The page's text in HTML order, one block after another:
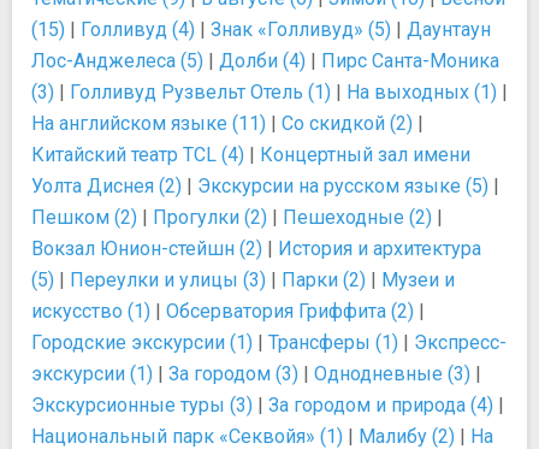
(15) | Голливуд (4) | Знак «Голливуд» (5) | Даунтаун
Лос-Анджелеса (5) | Долби (4) | Пирс Санта-Моника
(3) | Голливуд Рузвельт Отель (1) | На выходных (1) |
На английском языке (11) | Со скидкой (2) |
Китайский театр TCL (4) | Концертный зал имени
Уолта Диснея (2) | Экскурсии на русском языке (5) |
Пешком (2) | Прогулки (2) | Пешеходные (2) |
Вокзал Юнион-стейшн (2) | История и архитектура
(5) | Переулки и улицы (3) | Парки (2) | Музеи и
искусство (1) | Обсерватория Гриффита (2) |
Городские экскурсии (1) | Трансферы (1) | Экспресс-
экскурсии (1) | За городом (3) | Однодневные (3) |
Экскурсионные туры (3) | За городом и природа (4) |
Национальный парк «Секвойя» (1) | Малибу (2) | На